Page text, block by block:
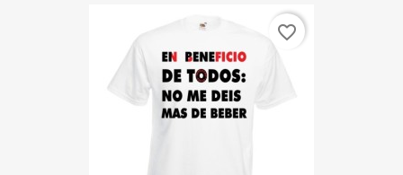
favorite_border